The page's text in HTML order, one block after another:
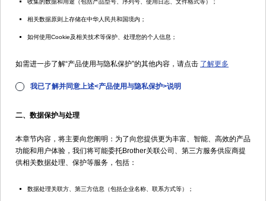
01:08
如何进行扫描（仅适用平板进
稿器）
01:05
如何进行扫描(仅适用自动进
稿器)
收集的数据和用途（包括产品型号、序列号、使用日志、文件格式等）；
相关数据原则上存储在中华人民共和国境内；
如何使用Cookie及相关技术等保护、处理您的个人信息；
如需进一步了解“产品使用与隐私保护”的其他内容，请点击 了解更多
我已了解并同意上述<产品使用与隐私保护>说明
二、数据保护与处理
本章节内容，将主要向您阐明：为了向您提供更为丰富、智能、高效的产品
功能和用户体验，我们将可能委托Brother关联公司、第三方服务供应商提
供相关数据处理、保护等服务，包括：
数据处理关联方、第三方信息（包括企业名称、联系方式等）；